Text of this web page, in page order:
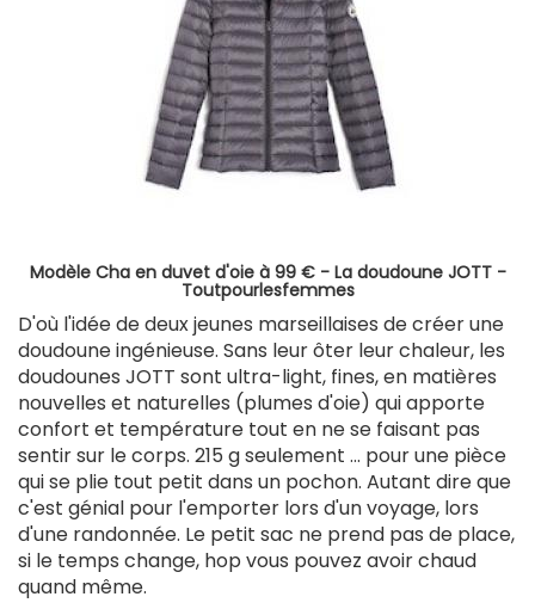
Modèle Cha en duvet d'oie à 99 € - La doudoune JOTT -
Toutpourlesfemmes
D'où l'idée de deux jeunes marseillaises de créer une
doudoune ingénieuse. Sans leur ôter leur chaleur, les
doudounes JOTT sont ultra-light, fines, en matières
nouvelles et naturelles (plumes d'oie) qui apporte
confort et température tout en ne se faisant pas
sentir sur le corps. 215 g seulement ... pour une pièce
qui se plie tout petit dans un pochon. Autant dire que
c'est génial pour l'emporter lors d'un voyage, lors
d'une randonnée. Le petit sac ne prend pas de place,
si le temps change, hop vous pouvez avoir chaud
quand même.